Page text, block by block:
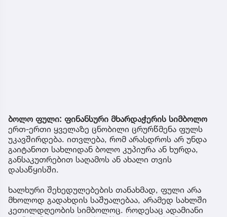
ბოლო ფული: ფინანსური მხარდაჭერის სიმბოლო
ერთ-ერთი ყველაზე ცნობილი ცრურწმენა ფულს
უკავშირდება. ითვლება, რომ არასდროს არ უნდა
გაიტანოთ სახლიდან ბოლო კუპიურა ან ხურდა,
განსაკუთრებით საღამოს ან ახალი თვის
დასაწყისში.
ხალხური შეხედულებების თანახმად, ფული არა
მხოლოდ გადახდის საშუალებაა, არამედ სახლში
კეთილდღეობის სიმბოლოც. როდესაც ადამიანი